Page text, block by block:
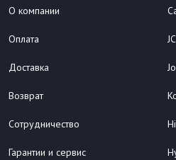
О компании
Оплата
Доставка
Возврат
Сотрудничество
Гарантии и сервис